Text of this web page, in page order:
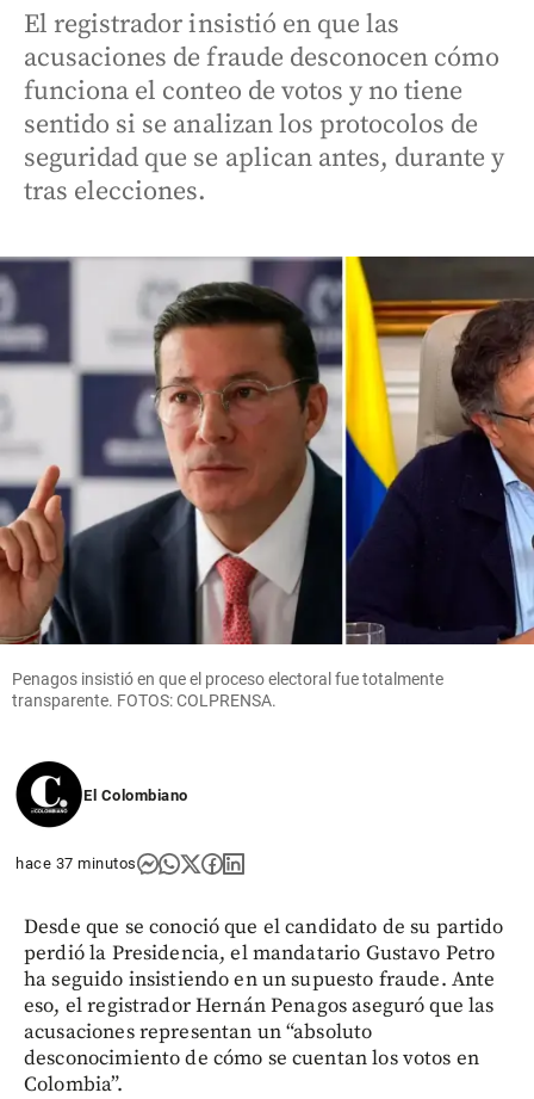
El registrador insistió en que las
acusaciones de fraude desconocen cómo
funciona el conteo de votos y no tiene
sentido si se analizan los protocolos de
seguridad que se aplican antes, durante y
tras elecciones.
Penagos insistió en que el proceso electoral fue totalmente
transparente. FOTOS: COLPRENSA.
El Colombiano
hace 37 minutos
Desde que se conoció que el candidato de su partido
perdió la Presidencia, el mandatario Gustavo Petro
ha seguido insistiendo en un supuesto fraude. Ante
eso, el registrador Hernán Penagos aseguró que las
acusaciones representan un “absoluto
desconocimiento de cómo se cuentan los votos en
Colombia”.